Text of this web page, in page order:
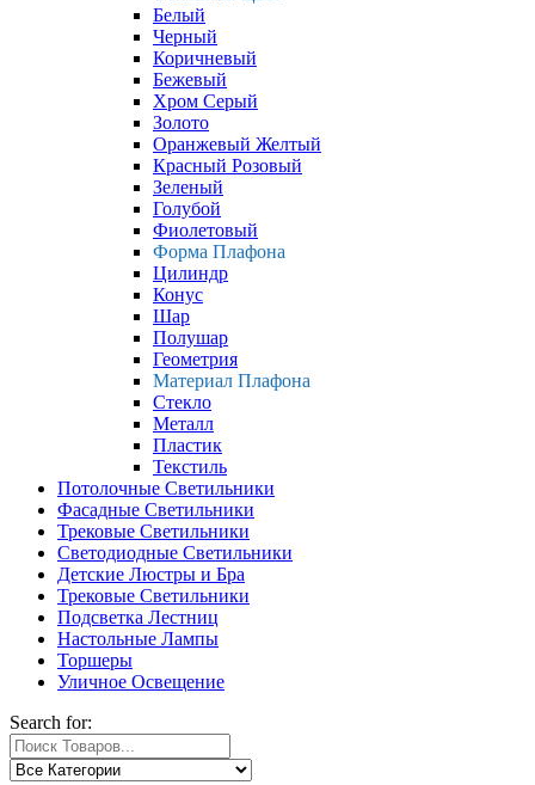
Белый
Черный
Коричневый
Бежевый
Хром Серый
Золото
Оранжевый Желтый
Красный Розовый
Зеленый
Голубой
Фиолетовый
Форма Плафона
Цилиндр
Конус
Шар
Полушар
Геометрия
Материал Плафона
Стекло
Металл
Пластик
Текстиль
Потолочные Светильники
Фасадные Светильники
Трековые Светильники
Светодиодные Светильники
Детские Люстры и Бра
Трековые Светильники
Подсветка Лестниц
Настольные Лампы
Торшеры
Уличное Освещение
Search for: